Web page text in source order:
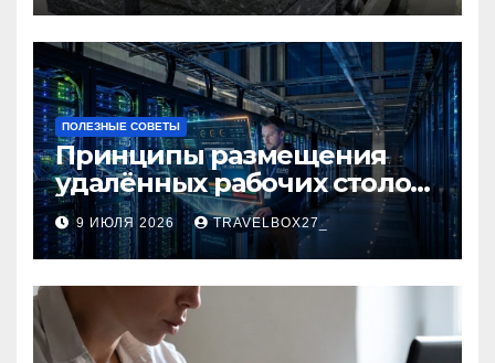
ПОЛЕЗНЫЕ СОВЕТЫ
Принципы размещения
удалённых рабочих столов
в Европе
9 ИЮЛЯ 2026 TRAVELBOX27_